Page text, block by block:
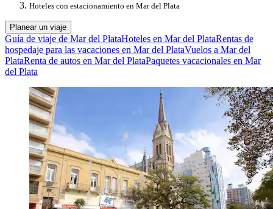
Hoteles con estacionamiento en Mar del Plata
Planear un viaje
Guía de viaje de Mar del PlataHoteles en Mar del PlataRentas de
hospedaje para las vacaciones en Mar del PlataVuelos a Mar del
PlataRenta de autos en Mar del PlataPaquetes vacacionales en Mar
del Plata